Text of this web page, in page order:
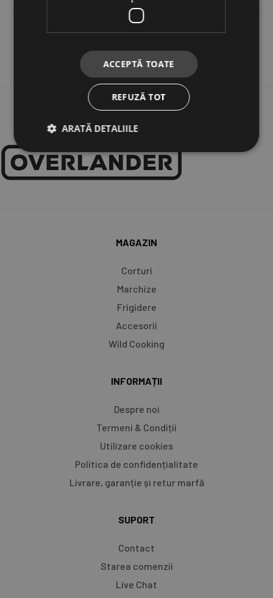
Recenzii (0)
MAGAZIN
Corturi
Marchize
Frigidere
Accesorii
Wild Cooking
INFORMAȚII
Despre noi
Termeni & Condiții
Utilizare cookies
Politica de confidențialitate
Livrare, garanție și retur marfă​
SUPORT
Contact
Starea comenzii
Live Chat
ACCEPTĂ TOATE
REFUZĂ TOT
ARATĂ DETALIILE